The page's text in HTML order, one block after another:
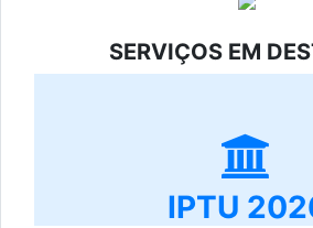
SERVIÇOS EM
IPTU